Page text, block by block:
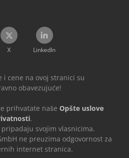
X LinkedIn
i cene na ovoj stranici su
obavezujuće!
prihvatate naše Opšte uslove
.
svojim vlasnicima.
ne preuzima odgovornost za
internet stranica.